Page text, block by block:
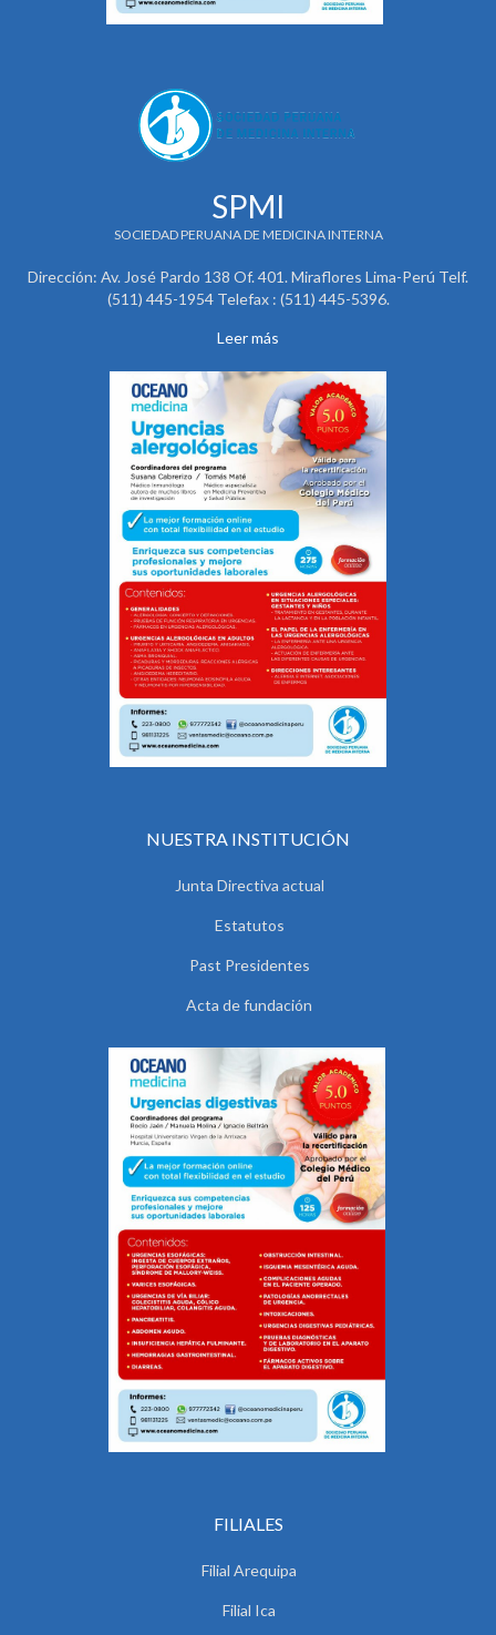
SPMI
SOCIEDAD PERUANA DE MEDICINA INTERNA
Dirección: Av. José Pardo 138 Of. 401. Miraflores Lima-Perú Telf.
(511) 445-1954 Telefax : (511) 445-5396.
Leer más
NUESTRA INSTITUCIÓN
Junta Directiva actual
Estatutos
Past Presidentes
Acta de fundación
FILIALES
Filial Arequipa
Filial Ica